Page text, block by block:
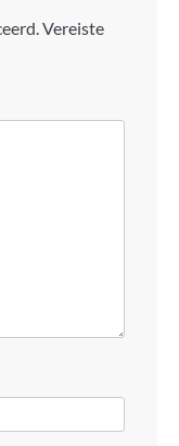
Vereiste